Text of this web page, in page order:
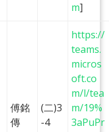
m]
傅銘
傳
(二)3
-4
https://
teams.
micros
oft.co
m/l/tea
m/19%
3aPuPr